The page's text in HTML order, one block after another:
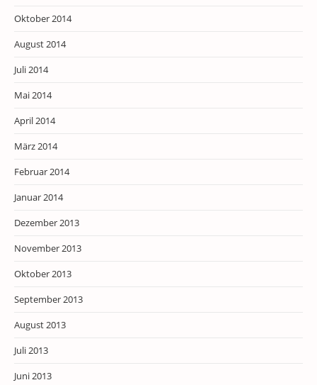
Oktober 2014
August 2014
Juli 2014
Mai 2014
April 2014
März 2014
Februar 2014
Januar 2014
Dezember 2013
November 2013
Oktober 2013
September 2013
August 2013
Juli 2013
Juni 2013